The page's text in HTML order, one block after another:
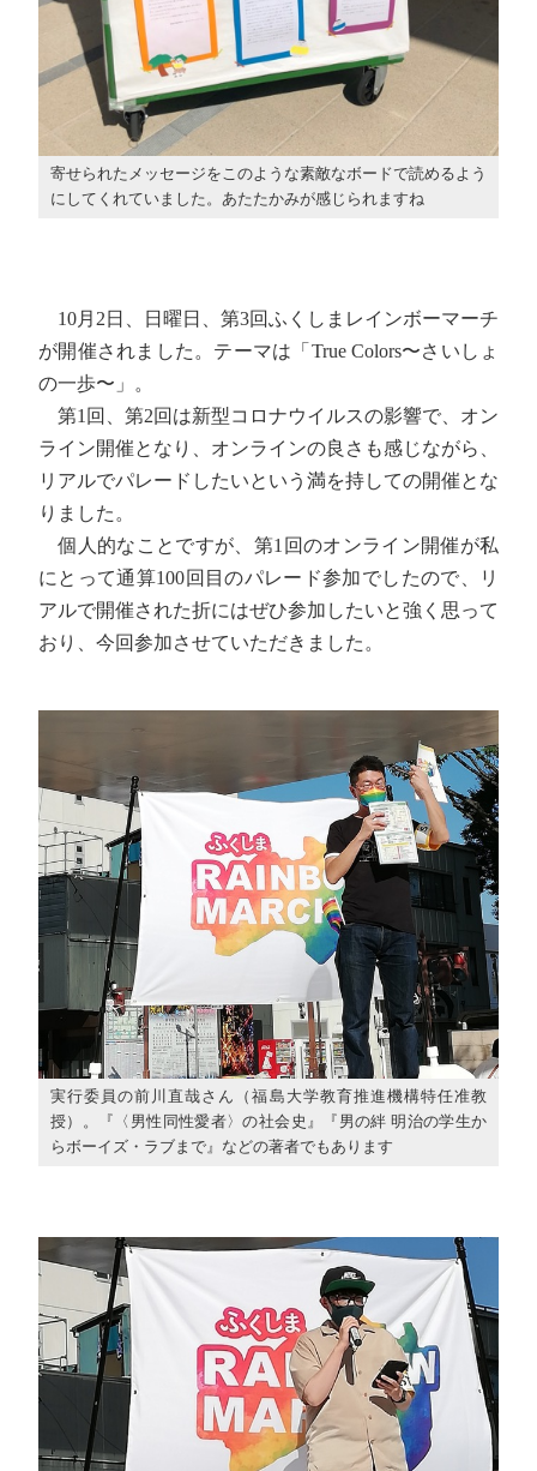
寄せられたメッセージをこのような素敵なボードで読めるよう
にしてくれていました。あたたかみが感じられますね
10月2日、日曜日、第3回ふくしまレインボーマーチ
が開催されました。テーマは「True Colors〜さいしょ
の一歩〜」。
第1回、第2回は新型コロナウイルスの影響で、オン
ライン開催となり、オンラインの良さも感じながら、
リアルでパレードしたいという満を持しての開催とな
りました。
個人的なことですが、第1回のオンライン開催が私
にとって通算100回目のパレード参加でしたので、リ
アルで開催された折にはぜひ参加したいと強く思って
おり、今回参加させていただきました。
実行委員の前川直哉さん（福島大学教育推進機構特任准教
授）。『〈男性同性愛者〉の社会史』『男の絆 明治の学生か
らボーイズ・ラブまで』などの著者でもあります